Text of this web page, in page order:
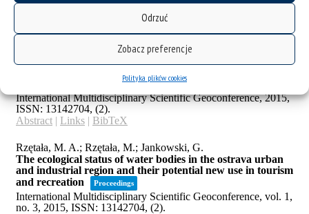
Odrzuć
Zobacz preferencje
Polityka plików cookies